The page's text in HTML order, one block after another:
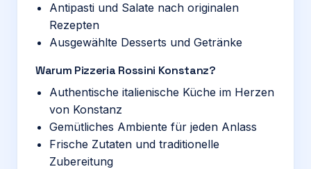
Antipasti und Salate nach originalen
Rezepten
Ausgewählte Desserts und Getränke
Warum Pizzeria Rossini Konstanz?
Authentische italienische Küche im Herzen
von Konstanz
Gemütliches Ambiente für jeden Anlass
Frische Zutaten und traditionelle
Zubereitung